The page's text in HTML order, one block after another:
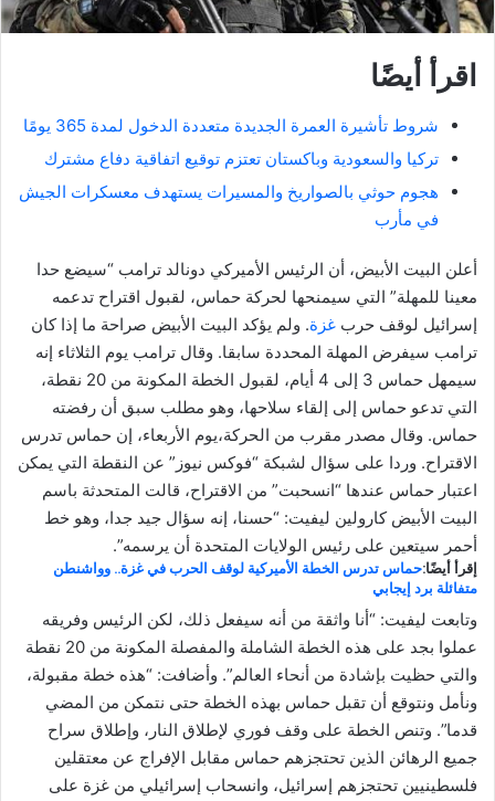
اقرأ أيضًا
شروط تأشيرة العمرة الجديدة متعددة الدخول لمدة 365 يومًا
تركيا والسعودية وباكستان تعتزم توقيع اتفاقية دفاع مشترك
هجوم حوثي بالصواريخ والمسيرات يستهدف معسكرات الجيش
في مأرب
أعلن البيت الأبيض، أن الرئيس الأميركي دونالد ترامب “سيضع حدا
معينا للمهلة” التي سيمنحها لحركة حماس، لقبول اقتراح تدعمه
إسرائيل لوقف حرب غزة. ولم يؤكد البيت الأبيض صراحة ما إذا كان
ترامب سيفرض المهلة المحددة سابقا. وقال ترامب يوم الثلاثاء إنه
سيمهل حماس 3 إلى 4 أيام، لقبول الخطة المكونة من 20 نقطة،
التي تدعو حماس إلى إلقاء سلاحها، وهو مطلب سبق أن رفضته
حماس. وقال مصدر مقرب من الحركة،يوم الأربعاء، إن حماس تدرس
الاقتراح. وردا على سؤال لشبكة “فوكس نيوز” عن النقطة التي يمكن
اعتبار حماس عندها “انسحبت” من الاقتراح، قالت المتحدثة باسم
البيت الأبيض كارولين ليفيت: “حسنا، إنه سؤال جيد جدا، وهو خط
أحمر سيتعين على رئيس الولايات المتحدة أن يرسمه”.
إقرأ أيضًا:حماس تدرس الخطة الأميركية لوقف الحرب في غزة.. وواشنطن
متفائلة برد إيجابي
وتابعت ليفيت: “أنا واثقة من أنه سيفعل ذلك، لكن الرئيس وفريقه
عملوا بجد على هذه الخطة الشاملة والمفصلة المكونة من 20 نقطة
والتي حظيت بإشادة من أنحاء العالم”. وأضافت: “هذه خطة مقبولة،
ونأمل ونتوقع أن تقبل حماس بهذه الخطة حتى نتمكن من المضي
قدما”. وتنص الخطة على وقف فوري لإطلاق النار، وإطلاق سراح
جميع الرهائن الذين تحتجزهم حماس مقابل الإفراج عن معتقلين
فلسطينيين تحتجزهم إسرائيل، وانسحاب إسرائيلي من غزة على